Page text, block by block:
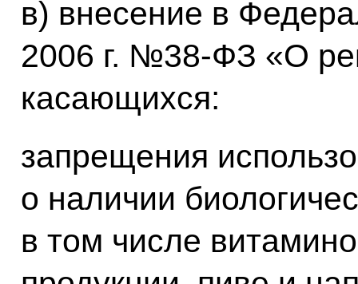
в) внесение в
2006 г. №38-ФЗ «О
касающихся:
запрещения
о наличии
в том числе